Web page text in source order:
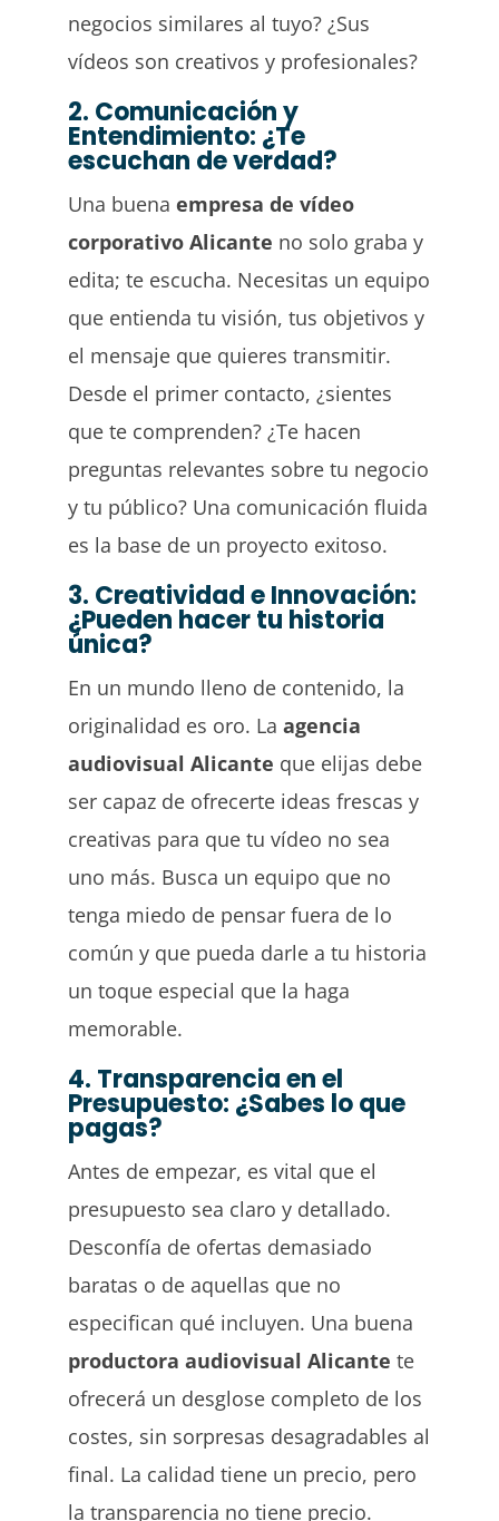
negocios similares al tuyo? ¿Sus
vídeos son creativos y profesionales?
2. Comunicación y
Entendimiento: ¿Te
escuchan de verdad?
Una buena empresa de vídeo
corporativo Alicante no solo graba y
edita; te escucha. Necesitas un equipo
que entienda tu visión, tus objetivos y
el mensaje que quieres transmitir.
Desde el primer contacto, ¿sientes
que te comprenden? ¿Te hacen
preguntas relevantes sobre tu negocio
y tu público? Una comunicación fluida
es la base de un proyecto exitoso.
3. Creatividad e Innovación:
¿Pueden hacer tu historia
única?
En un mundo lleno de contenido, la
originalidad es oro. La agencia
audiovisual Alicante que elijas debe
ser capaz de ofrecerte ideas frescas y
creativas para que tu vídeo no sea
uno más. Busca un equipo que no
tenga miedo de pensar fuera de lo
común y que pueda darle a tu historia
un toque especial que la haga
memorable.
4. Transparencia en el
Presupuesto: ¿Sabes lo que
pagas?
Antes de empezar, es vital que el
presupuesto sea claro y detallado.
Desconfía de ofertas demasiado
baratas o de aquellas que no
especifican qué incluyen. Una buena
productora audiovisual Alicante te
ofrecerá un desglose completo de los
costes, sin sorpresas desagradables al
final. La calidad tiene un precio, pero
la transparencia no tiene precio.